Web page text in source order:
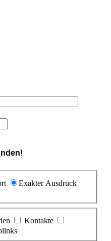
Exakter Ausdruck
Kontakte